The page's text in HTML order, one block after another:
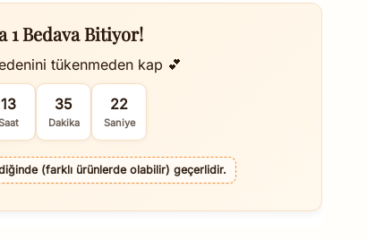
1 Bedava Bitiyor!
tükenmeden kap 💕
13 35
Dakika
21
Saniye
(farklı ürünlerde olabilir) geçerlidir.